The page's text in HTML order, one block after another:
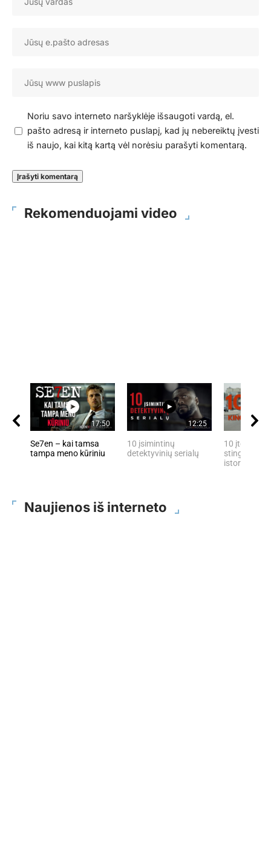
Noriu savo interneto naršyklėje išsaugoti vardą, el.
pašto adresą ir interneto puslapį, kad jų nebereiktų įvesti
iš naujo, kai kitą kartą vėl norėsiu parašyti komentarą.
Rekomenduojami video
17:50
Se7en – kai tamsa
tampa meno kūriniu
12:25
10 įsimintinų
detektyvinių serialų
10 įtemptų,
stingdančių
istorijų
Naujienos iš interneto